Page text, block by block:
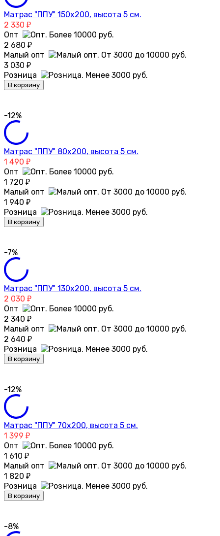
Матрас "ППУ" 150х200, высота 5 см.
2 330 ₽
Опт
2 680 ₽
Малый опт
3 030 ₽
Розница
В корзину
-12%
Матрас "ППУ" 80х200, высота 5 см.
1 490 ₽
Опт
1 720 ₽
Малый опт
1 940 ₽
Розница
В корзину
-7%
Матрас "ППУ" 130х200, высота 5 см.
2 030 ₽
Опт
2 340 ₽
Малый опт
2 640 ₽
Розница
В корзину
-12%
Матрас "ППУ" 70х200, высота 5 см.
1 399 ₽
Опт
1 610 ₽
Малый опт
1 820 ₽
Розница
В корзину
-8%